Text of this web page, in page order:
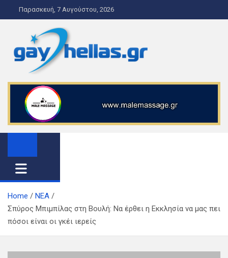
k
e
Παρασκευή, 7 Αυγούστου, 2026
gayhellas.gr – lgbt news and
guide
lgbt news & guide
Home
ΝΕΑ
Σπύρος Μπιμπίλας στη Βουλή: Nα έρθει η Εκκλησία να μας πει
πόσοι είναι οι γκέι ιερείς